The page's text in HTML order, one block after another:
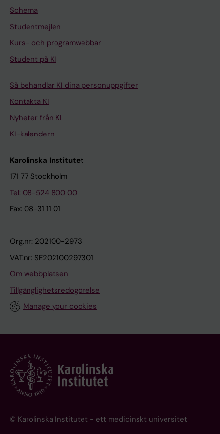
Schema
Studentmejlen
Kurs- och programwebbar
Student på KI
Så behandlar KI dina personuppgifter
Kontakta KI
Nyheter från KI
KI-kalendern
Karolinska Institutet
171 77 Stockholm
Tel: 08-524 800 00
Fax: 08-31 11 01
Org.nr: 202100-2973
VAT.nr: SE202100297301
Om webbplatsen
Tillgänglighetsredogörelse
Manage your cookies
© Karolinska Institutet - ett medicinskt universitet